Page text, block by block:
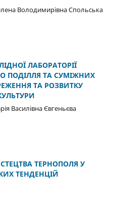
Володимирівна Спольська
ЛАБОРАТОРІЇ
ПОДІЛЛЯ ТА СУМІЖНИХ
ТА РОЗВИТКУ
Василівна Євгеньєва
ТЕРНОПОЛЯ У
ТЕНДЕНЦІЙ